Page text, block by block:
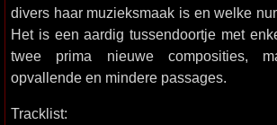
divers haar muzieksmaak is en welke
Het is een aardig tussendoortje met
twee prima nieuwe composities,
opvallende en mindere passages.
Tracklist: